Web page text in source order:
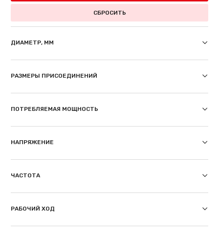
СБРОСИТЬ
ДИАМЕТР, ММ
РАЗМЕРЫ ПРИСОЕДИНЕНИЙ
ПОТРЕБЛЯЕМАЯ МОЩНОСТЬ
НАПРЯЖЕНИЕ
ЧАСТОТА
РАБОЧИЙ ХОД